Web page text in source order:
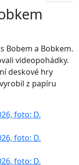
Bobem a Bobkem.
videopohádky.
deskové hry
z papíru